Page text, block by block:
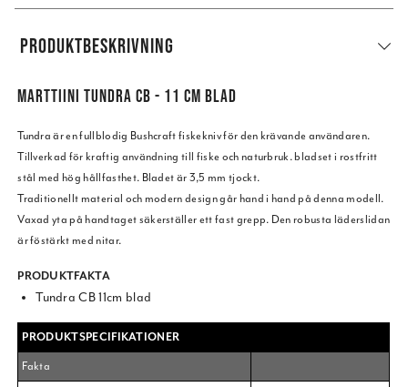
PRODUKTBESKRIVNING
MARTTIINI TUNDRA CB - 11 CM BLAD
Tundra är en fullblodig Bushcraft fiskekniv för den krävande användaren.
Tillverkad för kraftig användning till fiske och naturbruk. bladset i rostfritt
stål med hög hållfasthet. Bladet är 3,5 mm tjockt.
Traditionellt material och modern design går hand i hand på denna modell.
Vaxad yta på handtaget säkerställer ett fast grepp. Den robusta läderslidan
är föstärkt med nitar.
PRODUKTFAKTA
Tundra CB 11cm blad
PRODUKTSPECIFIKATIONER
Fakta